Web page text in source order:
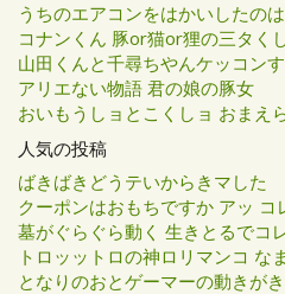
うちのエアコンをはかいしたの
コナンくん 豚or猫or狸の三タく
山田くんと千尋ちやんケッコン
アリエない物語 君の娘の豚女
おいもうしョとこくしョ おまえ
人気の投稿
ばきばきどうテいからきマした
クーポンはおもちですか アッ コ
墓がぐらぐら動く 生きとるでコ
トロッットロの神ロリマンコ な
となりのおとゲーマーの動きが